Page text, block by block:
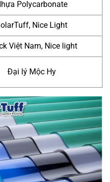
Polycarbonate
Nice Light
Việt Nam, Nice light
Đại lý Mộc Hy